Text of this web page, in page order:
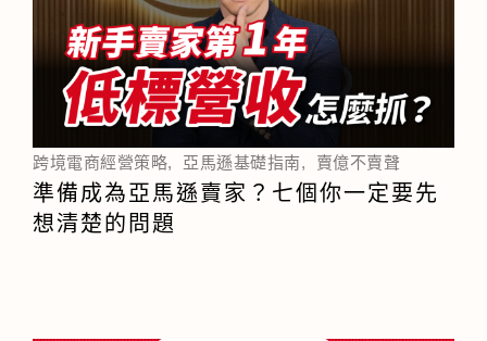
跨境電商經營策略, 亞馬遜基礎指南, 賣億不賣聲
準備成為亞馬遜賣家？七個你一定要先
想清楚的問題